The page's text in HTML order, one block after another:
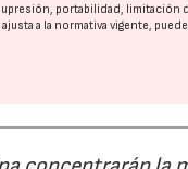
portabilidad, limitación
a la normativa vigente,